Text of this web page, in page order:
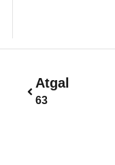
Atgal
63